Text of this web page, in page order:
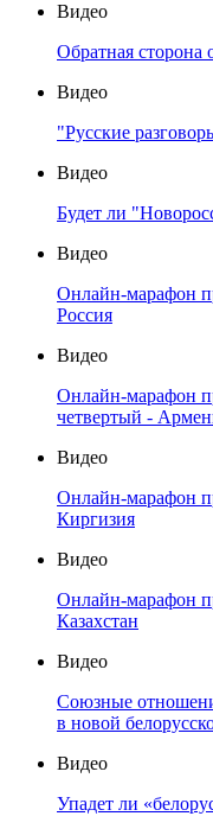
Видео
Обратная
Видео
"Русские
Видео
Будет ли
Видео
Онлайн-марафон
Россия
Видео
Онлайн-марафон
четвертый -
Видео
Онлайн-марафон
Киргизия
Видео
Онлайн-марафон
Казахстан
Видео
Союзные
в новой
Видео
Упадет ли